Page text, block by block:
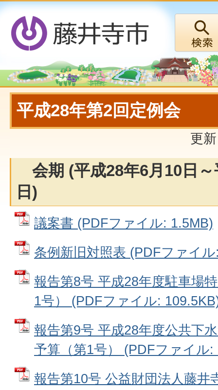
平成28年第2回定例会
更
会期 (平成28年6月10日～
日)
議案書 (PDFファイル: 1.5MB)
条例新旧対照表 (PDFファイ
報告第8号 平成28年度駐車場
1号） (PDFファイル:
報告第9号 平成28年度公共下
予算（第1号） (PDFファイル:
報告第10号 公益財団法人藤井